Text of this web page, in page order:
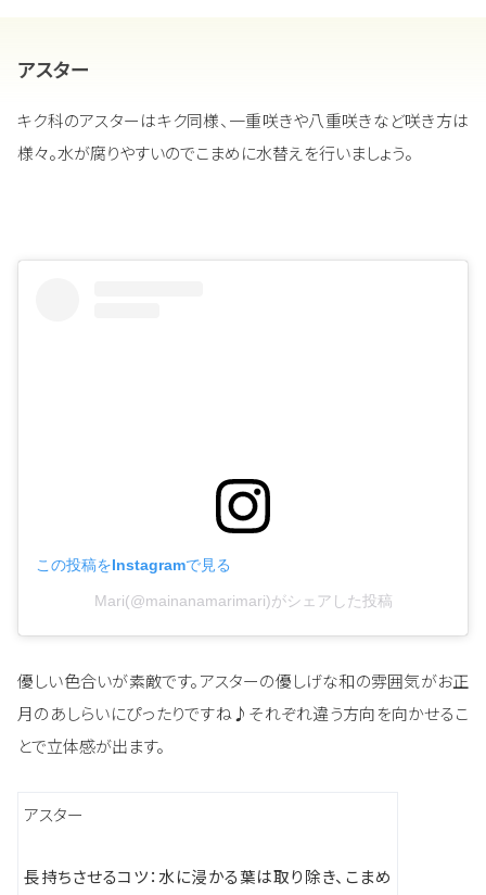
アスター
キク科のアスターはキク同様、一重咲きや八重咲きなど咲き方は
様々。水が腐りやすいのでこまめに水替えを行いましょう。
この投稿をInstagramで見る
Mari(@mainanamarimari)がシェアした投稿
優しい色合いが素敵です。アスターの優しげな和の雰囲気がお正
月のあしらいにぴったりですね♪それぞれ違う方向を向かせるこ
とで立体感が出ます。
アスター
長持ちさせるコツ：水に浸かる葉は取り除き、こまめ